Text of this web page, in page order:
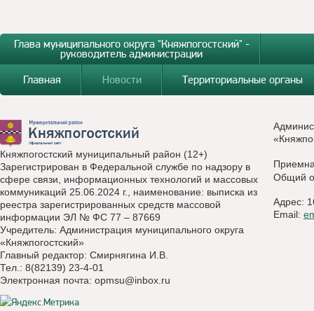
Глава муниципального округа "Княжпогостский" -
руководитель администрации
Главная
Новости Территориальные органы
Княжпогостский муниципальный район (12+)
Зарегистрирован в Федеральной службе по надзору в
сфере связи, информационных технологий и массовых
коммуникаций 25.06.2024 г., наименование: выписка из
реестра зарегистрированных средств массовой
информации ЭЛ № ФС 77 – 87669
Учредитель: Администрация муниципального округа
«Княжпогостский»
Главный редактор: Смирнягина И.В.
Тел.: 8(82139) 23-4-01
Электронная почта: opmsu@inbox.ru
Общий
Адрес:
Email: